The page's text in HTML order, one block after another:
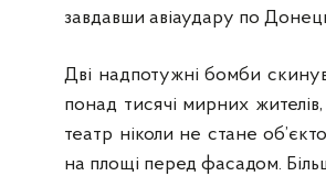
завдавши авіаудару по
Дві надпотужні бомби
понад тисячі мирних
театр ніколи не стане
на площі перед фасадом.